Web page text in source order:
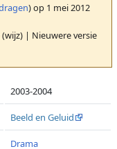
)op 1 mei 2012
| Nieuwere versie
2003-2004
Beeld en Geluid
Drama